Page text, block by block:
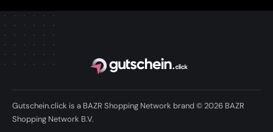
Gutschein.click is a BAZR Shopping Network brand © 2026 BAZR
Shopping Network B.V.